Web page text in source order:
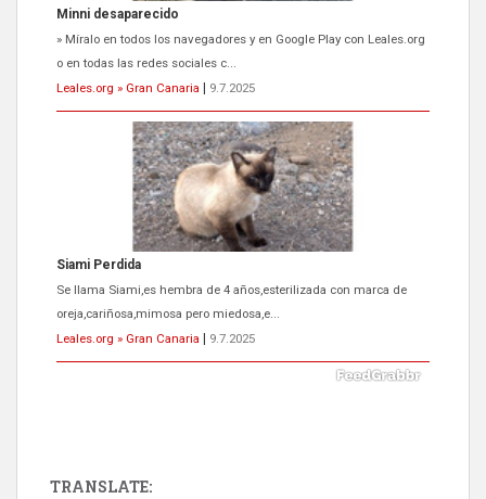
Minni desaparecido
» Míralo en todos los navegadores y en Google Play con Leales.org
o en todas las redes sociales c...
Leales.org » Gran Canaria
9.7.2025
Siami Perdida
Se llama Siami,es hembra de 4 años,esterilizada con marca de
oreja,cariñosa,mimosa pero miedosa,e...
Leales.org » Gran Canaria
9.7.2025
TRANSLATE: